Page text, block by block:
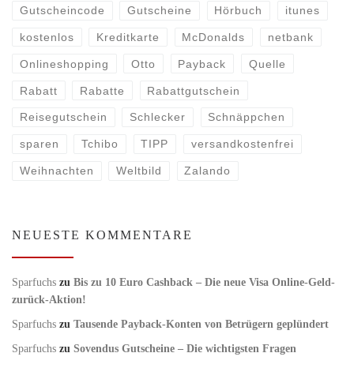
Gutscheincode Gutscheine Hörbuch itunes
kostenlos Kreditkarte McDonalds netbank
Onlineshopping Otto Payback Quelle
Rabatt Rabatte Rabattgutschein
Reisegutschein Schlecker Schnäppchen
sparen Tchibo TIPP versandkostenfrei
Weihnachten Weltbild Zalando
NEUESTE KOMMENTARE
Sparfuchs zu Bis zu 10 Euro Cashback – Die neue Visa Online-Geld-
zurück-Aktion!
Sparfuchs zu Tausende Payback-Konten von Betrügern geplündert
Sparfuchs zu Sovendus Gutscheine – Die wichtigsten Fragen